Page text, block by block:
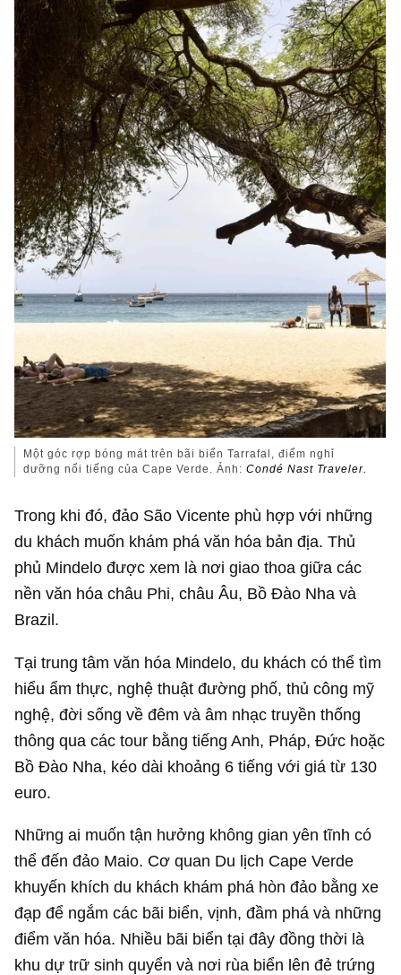
Một góc rợp bóng mát trên bãi biển Tarrafal, điểm nghỉ
dưỡng nổi tiếng của Cape Verde. Ảnh:Condé Nast Traveler.
Trong khi đó, đảo São Vicente phù hợp với những
du khách muốn khám phá văn hóa bản địa. Thủ
phủ Mindelo được xem là nơi giao thoa giữa các
nền văn hóa châu Phi, châu Âu, Bồ Đào Nha và
Brazil.
Tại trung tâm văn hóa Mindelo, du khách có thể tìm
hiểu ẩm thực, nghệ thuật đường phố, thủ công mỹ
nghệ, đời sống về đêm và âm nhạc truyền thống
thông qua các tour bằng tiếng Anh, Pháp, Đức hoặc
Bồ Đào Nha, kéo dài khoảng 6 tiếng với giá từ 130
euro.
Những ai muốn tận hưởng không gian yên tĩnh có
thể đến đảo Maio. Cơ quan Du lịch Cape Verde
khuyến khích du khách khám phá hòn đảo bằng xe
đạp để ngắm các bãi biển, vịnh, đầm phá và những
điểm văn hóa. Nhiều bãi biển tại đây đồng thời là
khu dự trữ sinh quyển và nơi rùa biển lên đẻ trứng